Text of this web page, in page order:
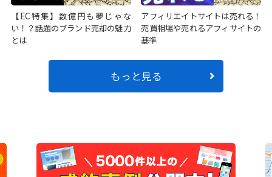
【EC特集】数億円も夢じゃな
い！？話題のブランド売却の魅力
とは
アフィリエイトサイトは売れる！
売買相場や売れるアフィサイトの
基準
もっと見る